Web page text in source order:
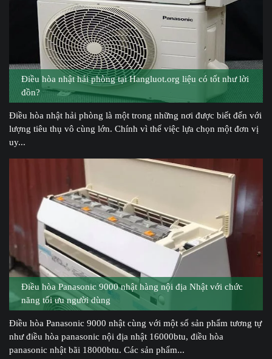
Điều hòa nhật hải phòng tại Hangluot.org liệu có tốt như lời
đồn?
Điều hòa nhật hải phòng là một trong những nơi được biết đến với
lượng tiêu thụ vô cùng lớn. Chính vì thế việc lựa chọn một đơn vị
uy...
Điều hòa Panasonic 9000 nhật hàng nội địa Nhật với chức
năng tối ưu người dùng
Điều hòa Panasonic 9000 nhật cùng với một số sản phẩm tương tự
như điều hòa panasonic nội địa nhật 16000btu, điều hòa
panasonic nhật bãi 18000btu. Các sản phẩm...